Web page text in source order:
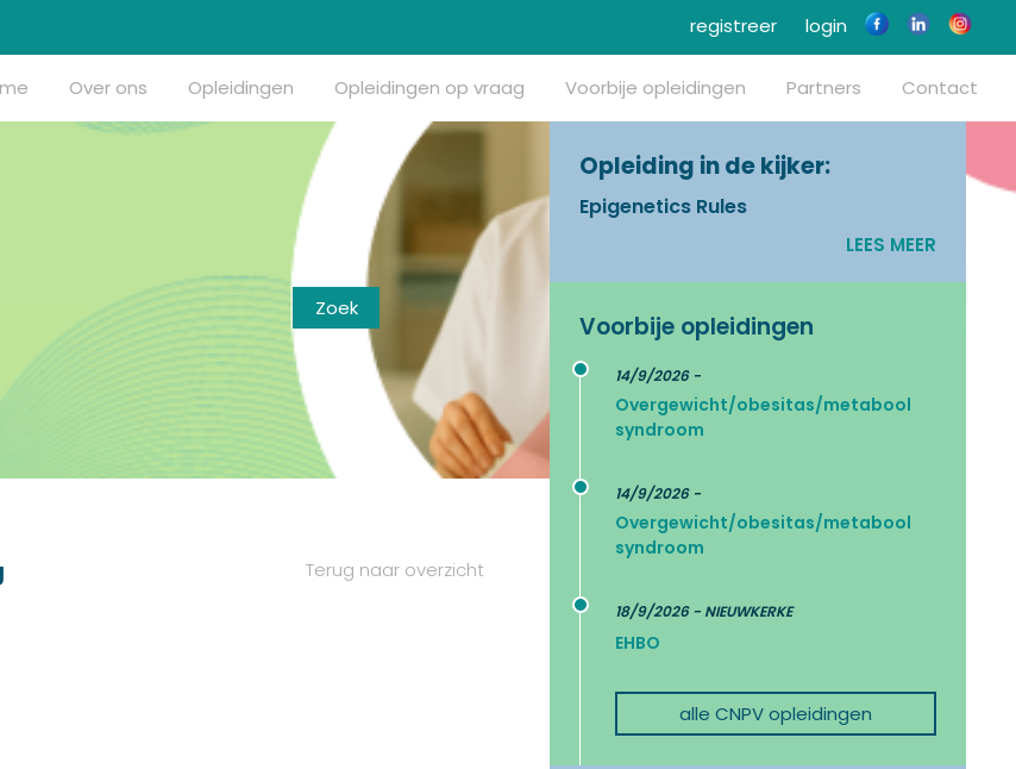
login
registreer
Over ons Opleidingen Opleidingen op vraag Voorbije opleidingen Partners Contact
Opleiding in de kijker:
Epigenetics Rules
LEES MEER
Voorbije opleidingen
14/9/2026 -
Overgewicht/obesitas/metabool
syndroom
14/9/2026 -
Overgewicht/obesitas/metabool
syndroom
18/9/2026 - NIEUWKERKE
EHBO
alle CNPV opleidingen
Terug naar overzicht